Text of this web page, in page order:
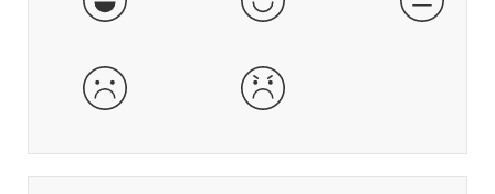
dårlig veldig dårlig